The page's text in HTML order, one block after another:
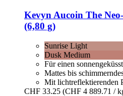
Kevyn Aucoin The
(6,80 g)
Sunrise Light
Dusk Medium
Für einen
Mattes bis
Mit lichtreflektierenden
CHF 33.25 (CHF 4 889.71 /